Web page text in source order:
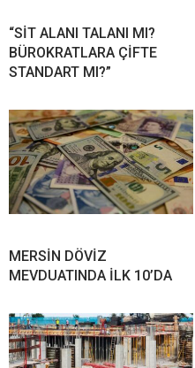
“SİT ALANI TALANI MI?
BÜROKRATLARA ÇİFTE
STANDART MI?”
MERSİN DÖVİZ
MEVDUATINDA İLK 10’DA